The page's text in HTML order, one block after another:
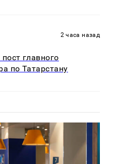
2 часа назад
главного
по Татарстану